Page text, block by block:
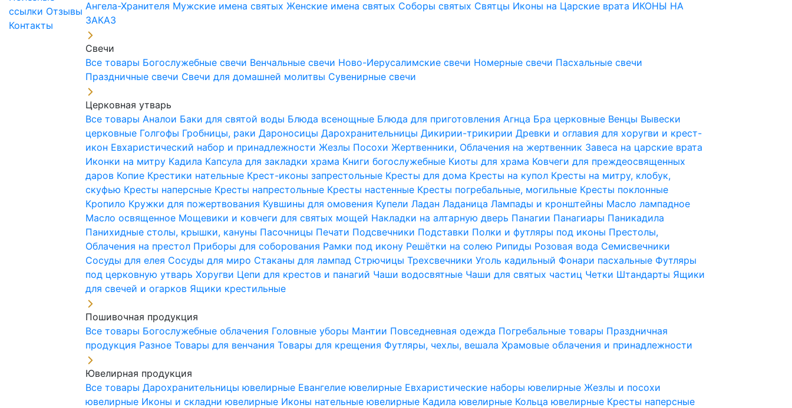
ссылки Отзывы
Контакты
Ангела-Хранителя Мужские имена святыхЖенские имена святых Соборы святых Святцы Иконы на Царские врата ИКОНЫ НА
ЗАКАЗ
Свечи
Все товары Богослужебные свечи Венчальные свечи Ново-Иерусалимские свечи Номерные свечи Пасхальные свечи
Праздничные свечи Свечи для домашней молитвы Сувенирные свечи
Церковная утварь
Все товарыАналои Баки для святой воды Блюда всенощные Блюда для приготовления Агнца Бра церковные Венцы Вывески
церковные Голгофы Гробницы, ракиДароносицыДарохранительницыДикирии-трикирииДревки и оглавия для хоругви и крест-
икон Евхаристический набор и принадлежностиЖезлы ПосохиЖертвенники, Облачения на жертвенник Завеса на царские врата
Иконки на митру Кадила Капсула для закладки храма Книги богослужебные Киоты для храма Ковчеги для преждеосвященных
даров Копие Крестики нательные Крест-иконы запрестольные Кресты для дома Кресты на купол Кресты на митру, клобук,
скуфью Кресты наперсные Кресты напрестольные Кресты настенные Кресты погребальные, могильные Кресты поклонные
Кропило Кружки для пожертвования Кувшины для омовения КупелиЛаданЛаданицаЛампады и кронштейны Масло лампадное
Масло освященное Мощевики и ковчеги для святых мощей Накладки на алтарную дверь Панагии Панагиары Паникадила
Панихидные столы, крышки, кануны Пасочницы Печати Подсвечники Подставки Полки и футляры под иконы Престолы,
Облачения на престол Приборы для соборования Рамки под икону Решётки на солею Рипиды Розовая вода Семисвечники
Сосуды для елея Сосуды для миро Стаканы для лампад СтрючицыТрехсвечникиУголь кадильный Фонари пасхальные Футляры
под церковную утварьХоругви Цепи для крестов и панагий Чаши водосвятные Чаши для святых частиц Четки Штандарты Ящики
для свечей и огарков Ящики крестильные
Пошивочная продукция
Все товары Богослужебные облачения Головные уборы Мантии Повседневная одежда Погребальные товары Праздничная
продукция РазноеТовары для венчанияТовары для крещения Футляры, чехлы, вешалаХрамовые облачения и принадлежности
Ювелирная продукция
Все товарыДарохранительницы ювелирные Евангелие ювелирные Евхаристические наборы ювелирныеЖезлы и посохи
ювелирные Иконы и складни ювелирные Иконы нательные ювелирные Кадила ювелирные Кольца ювелирные Кресты наперсные